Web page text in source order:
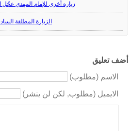
زيارة أخرى للإمام المهدي
الزيارة المطلقة
أضف تعليق
الاسم (مطلوب)
الايميل (مطلوب, لكن لن ينشر)